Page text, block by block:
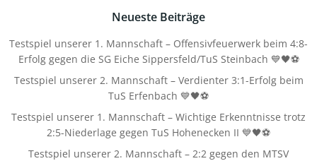
Neueste Beiträge
Testspiel unserer 1. Mannschaft – Offensivfeuerwerk beim 4:8-
Erfolg gegen die SG Eiche Sippersfeld/TuS Steinbach 💙🖤⚽
Testspiel unserer 2. Mannschaft – Verdienter 3:1-Erfolg beim
TuS Erfenbach 💙🖤⚽
Testspiel unserer 1. Mannschaft – Wichtige Erkenntnisse trotz
2:5-Niederlage gegen TuS Hohenecken II 💙🖤⚽
Testspiel unserer 2. Mannschaft – 2:2 gegen den MTSV